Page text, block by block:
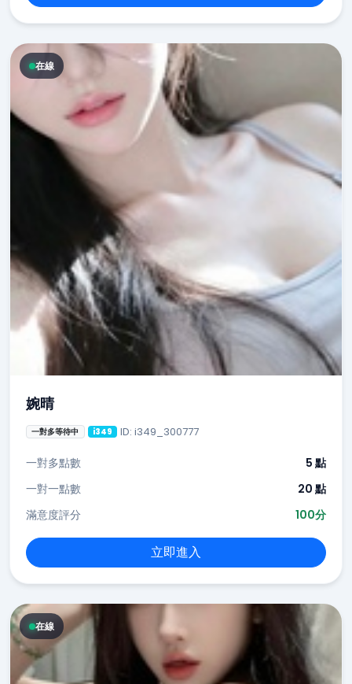
在線
婉晴
一對多等待中 i349 ID: i349_300777
一對多點數
5 點
一對一點數
20 點
滿意度評分
100分
立即進入
在線